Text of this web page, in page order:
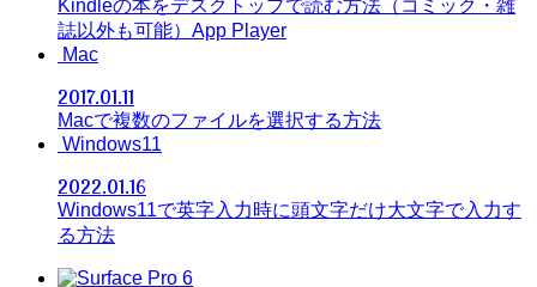
Kindleの本をデスクトップで読む方法（コミック・雑
誌以外も可能）App Player
Mac
2017.01.11
Macで複数のファイルを選択する方法
Windows11
2022.01.16
Windows11で英字入力時に頭文字だけ大文字で入力す
る方法